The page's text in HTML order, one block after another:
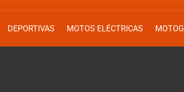
DEPORTIVAS MOTOS ELÉCTRICAS